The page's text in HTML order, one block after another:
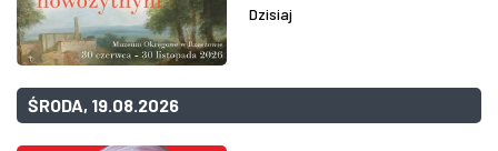
Dzisiaj
ŚRODA, 19.08.2026